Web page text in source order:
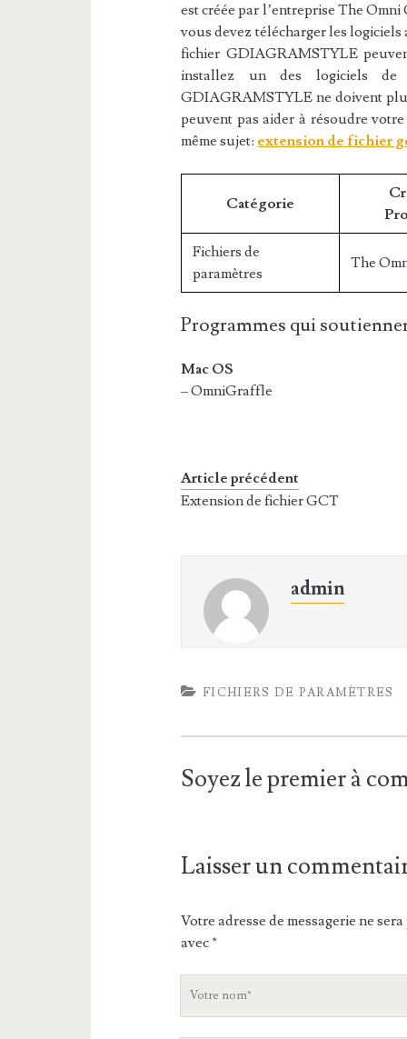
est créée par l’entreprise The
vous devez télécharger les logiciels
fichier GDIAGRAMSTYLE
installez un des logiciels
GDIAGRAMSTYLE ne doivent
peuvent pas aider à résoudre
même sujet: extension de fichier
Catégorie
Fichiers de
paramètres
The
Programmes qui
Mac OS
– OmniGraffle
Article précédent
Extension de fichier GCT
admin
FICHIERS DE PARAMÈTRES
Soyez le premier à
Laisser un
Votre adresse de messagerie ne
avec*
V